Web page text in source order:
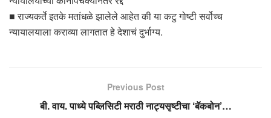
■ राज्यकर्ते इतके मतांधळे झालेले आहेत की या कटु गोष्टी सर्वोच्च
न्यायालयाला कराव्या लागतात हे देशाचं दुर्भाग्य.
Previous Post
बी. वाय. पाध्ये पब्लिसिटी मराठी नाट्यसृष्टीचा ‘बॅकबोन’…